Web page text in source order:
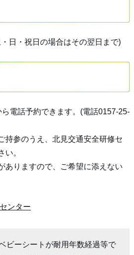
日・祝日の場合はその翌日まで)
電話予約できます。(電話0157‐25‐
持参のうえ、北見交通安全研修セ
い。
ありますので、ご希望に添えない
ンター
ビーシートが耐用年数経過等で